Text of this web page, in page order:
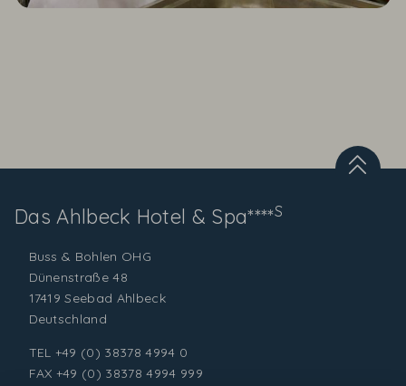
Das Ahlbeck Hotel & Spa****S
Buss & Bohlen OHG
Dünenstraße 48
17419 Seebad Ahlbeck
Deutschland
TEL +49 (0) 38378 4994 0
FAX +49 (0) 38378 4994 999